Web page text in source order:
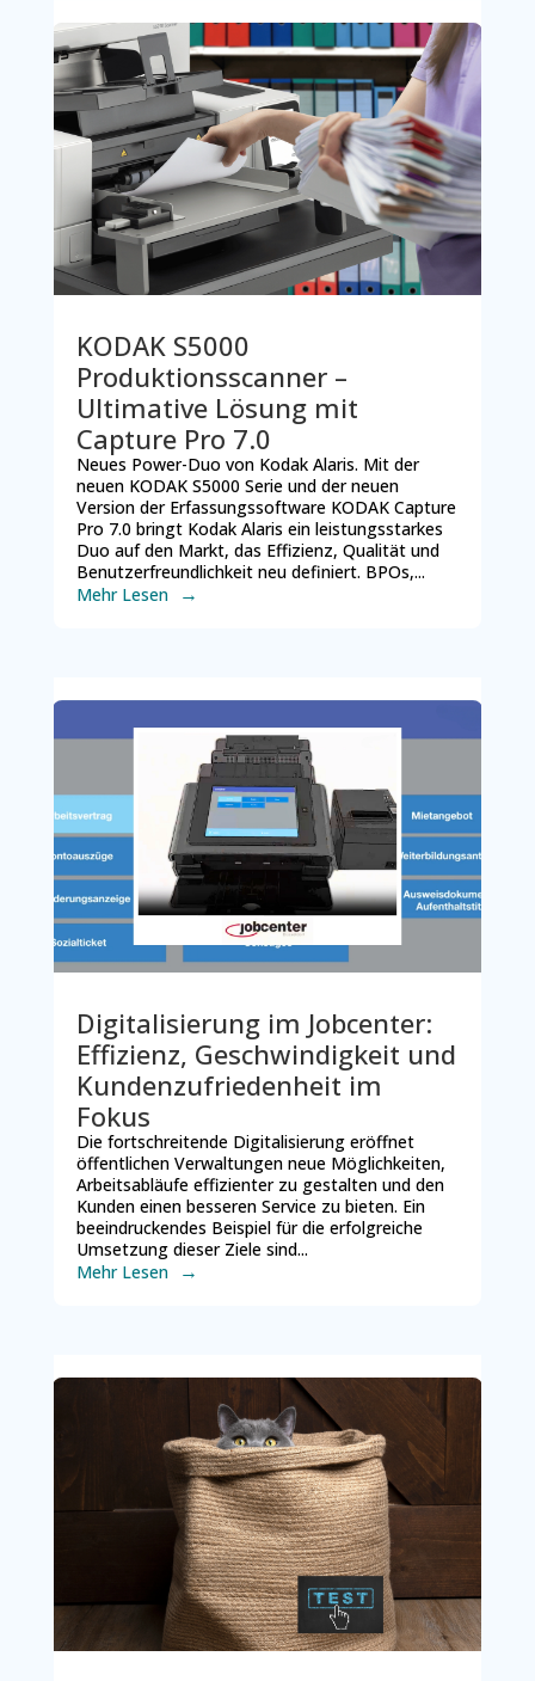
KODAK S5000
Produktionsscanner –
Ultimative Lösung mit
Capture Pro 7.0
Neues Power-Duo von Kodak Alaris. Mit der
neuen KODAK S5000 Serie und der neuen
Version der Erfassungssoftware KODAK Capture
Pro 7.0 bringt Kodak Alaris ein leistungsstarkes
Duo auf den Markt, das Effizienz, Qualität und
Benutzerfreundlichkeit neu definiert. BPOs,...
Mehr Lesen
Digitalisierung im Jobcenter:
Effizienz, Geschwindigkeit und
Kundenzufriedenheit im
Fokus
Die fortschreitende Digitalisierung eröffnet
öffentlichen Verwaltungen neue Möglichkeiten,
Arbeitsabläufe effizienter zu gestalten und den
Kunden einen besseren Service zu bieten. Ein
beeindruckendes Beispiel für die erfolgreiche
Umsetzung dieser Ziele sind...
Mehr Lesen